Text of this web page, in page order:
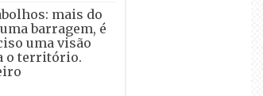
mais do
barragem, é
uma visão
o território.